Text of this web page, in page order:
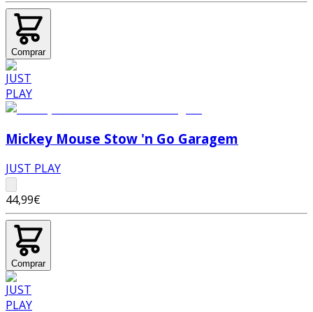
Comprar
Mickey Mouse Stow 'n Go Garagem
JUST PLAY
44,99€
Comprar